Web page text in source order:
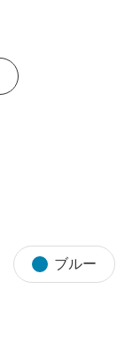
ブルー